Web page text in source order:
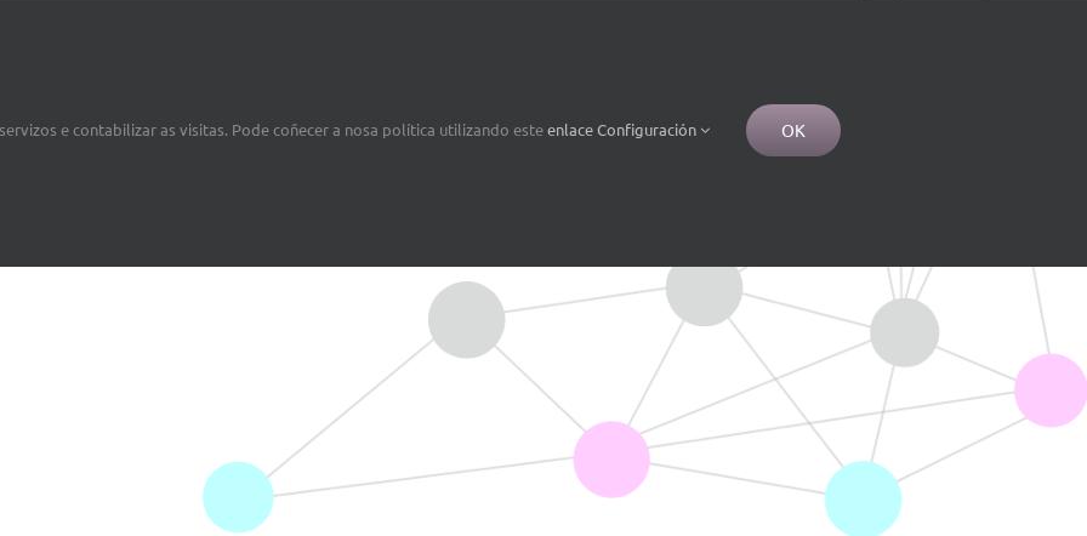
e contabilizar as visitas. Pode coñecer a nosa política utilizando esteenlaceConfiguración OK